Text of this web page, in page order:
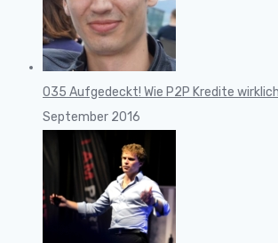
035 Aufgedeckt! Wie P2P Kredite
September 2016